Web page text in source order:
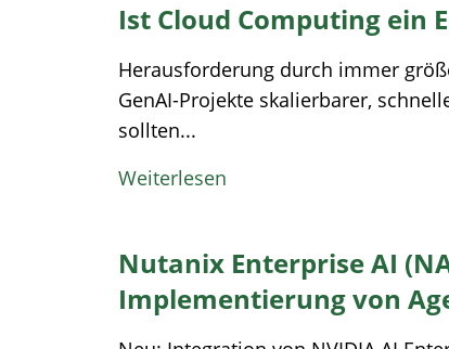
Ist Cloud Computing ein
Herausforderung durch immer
GenAI-Projekte skalierbarer,
sollten...
Weiterlesen
Nutanix Enterprise AI
Implementierung von